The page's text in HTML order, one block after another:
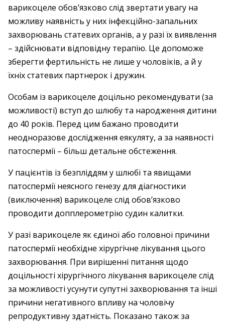
варикоцеле обов’язково слід звертати увагу на
можливу наявність у них інфекційно-запальних
захворювань статевих органів, а у разі їх виявлення
– ​здійснювати відповідну терапію. Це допоможе
зберегти фертильність не лише у чоловіків, а й у
їхніх статевих партнерок і дружин.
Особам із варикоцеле доцільно рекомендувати (за
можливості) вступ до шлюбу та народження дитини
до 40 років. Перед цим бажано проводити
неодноразове дослідження еякуляту, а за наявності
патоспермії – ​більш детальне обстеження.
У пацієнтів із безпліддям у шлюбі та явищами
патоспермії неясного генезу для діагностики
(виключення) варикоцеле слід обов’язково
проводити допплерометрію судин калитки.
У разі варикоцеле як єдиної або головної причини
патоспермії необхідне хірургічне лікування цього
захворювання. При вирішенні питання щодо
доцільності хірургічного лікування варикоцеле слід
за можливості усунути супутні захворювання та інші
причини негативного впливу на чоловічу
репродуктивну здатність. Показано також за